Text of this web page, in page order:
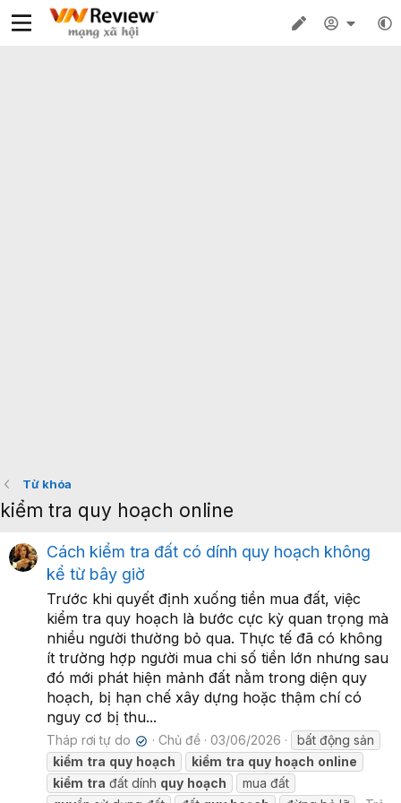
Từ khóa
kiểm tra quy hoạch online
Cách kiểm tra đất có dính quy hoạch không
kể từ bây giờ
Trước khi quyết định xuống tiền mua đất, việc
kiểm tra quy hoạch là bước cực kỳ quan trọng mà
nhiều người thường bỏ qua. Thực tế đã có không
ít trường hợp người mua chi số tiền lớn nhưng sau
đó mới phát hiện mảnh đất nằm trong diện quy
hoạch, bị hạn chế xây dựng hoặc thậm chí có
nguy cơ bị thu...
Tháp rơi tự do ✔ Chủ đề 03/06/2026
bất động sản
kiểm tra quy hoạch kiểm tra quy hoạch online
kiểm tra đất dính quy hoạch
mua đất